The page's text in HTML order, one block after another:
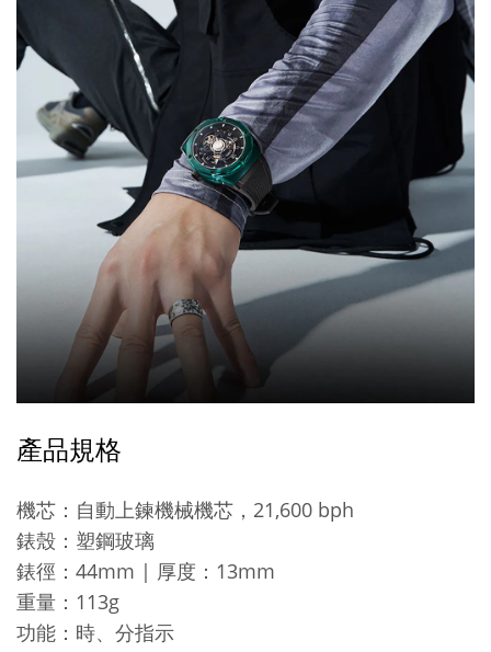
產品規格
機芯：自動上鍊機械機芯， 21,600 bph
錶殼：塑鋼玻璃
錶徑： 44mm | 厚度： 13mm
重量： 113g
功能：時、分指示